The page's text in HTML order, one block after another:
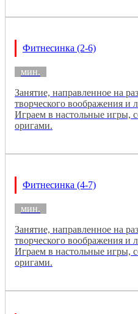
Фитнесинка (2-6)
мин.
Занятие, направленное на
творческого воображения и
Играем в настольные игры,
оригами.
Фитнесинка (4-7)
мин.
Занятие, направленное на
творческого воображения и
Играем в настольные игры,
оригами.